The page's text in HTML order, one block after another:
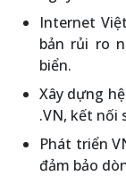
Internet
bản rủi ro
biển.
Xây dựng
.VN, kết nối
Phát triển
đảm bảo